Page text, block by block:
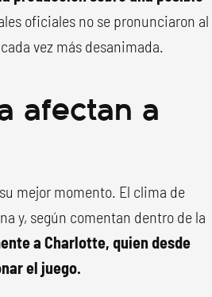
oficiales no se pronunciaron al
vez más desanimada.
afectan a
mejor momento. El clima de
y, según comentan dentro de la
a Charlotte, quien desde
el juego.